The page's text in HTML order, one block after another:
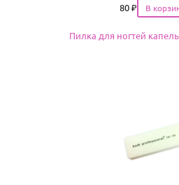
Цена
80₽
Пилка для ногтей